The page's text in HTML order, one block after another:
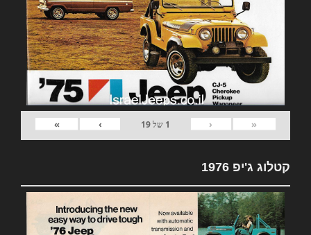
«
‹
1 של19
›
»
קטלוג ג'יפ 1976